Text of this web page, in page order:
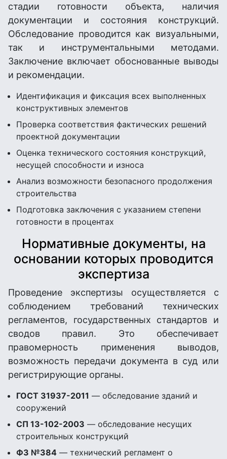
стадии готовности объекта, наличия
документации и состояния конструкций.
Обследование проводится как визуальными,
так и инструментальными методами.
Заключение включает обоснованные выводы
и рекомендации.
Идентификация и фиксация всех выполненных
конструктивных элементов
Проверка соответствия фактических решений
проектной документации
Оценка технического состояния конструкций,
несущей способности и износа
Анализ возможности безопасного продолжения
строительства
Подготовка заключения с указанием степени
готовности в процентах
Нормативные документы, на
основании которых проводится
экспертиза
Проведение экспертизы осуществляется с
соблюдением требований технических
регламентов, государственных стандартов и
сводов правил. Это обеспечивает
правомерность применения выводов,
возможность передачи документа в суд или
регистрирующие органы.
ГОСТ 31937-2011 — обследование зданий и
сооружений
СП 13-102-2003 — обследование несущих
строительных конструкций
ФЗ №384 — технический регламент о